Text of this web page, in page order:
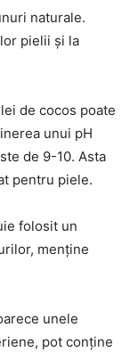
naturale.
pielii și la
de cocos poate
unui pH
de 9-10. Asta
pentru piele.
folosit un
menține
unele
pot conține